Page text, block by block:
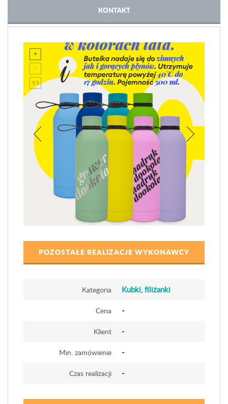
KONTAKT
POZOSTAŁE REALIZACJE WYKONAWCY
Kategoria Kubki, filiżanki
Cena -
Klient -
Min. zamówienie -
Czas realizacji -